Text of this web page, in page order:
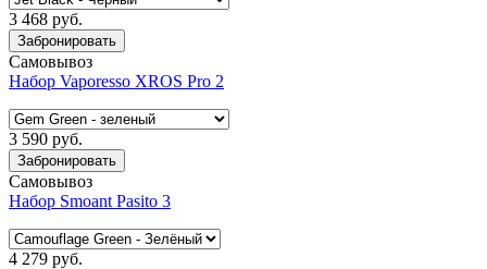
3 468 руб.
Забронировать
Самовывоз
Набор Vaporesso XROS Pro 2
3 590 руб.
Забронировать
Самовывоз
Набор Smoant Pasito 3
4 279 руб.